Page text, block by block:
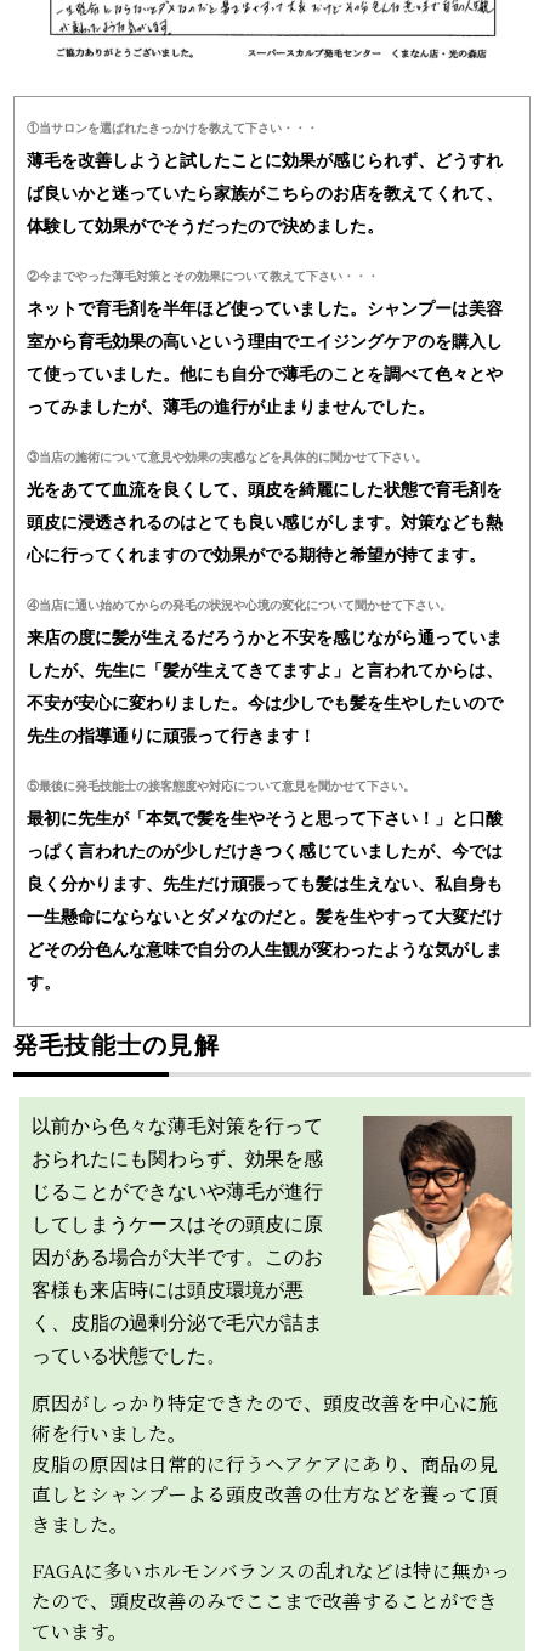
①当サロンを選ばれたきっかけを教えて下さい・・・
薄毛を改善しようと試したことに効果が感じられず、どうすれ
ば良いかと迷っていたら家族がこちらのお店を教えてくれて、
体験して効果がでそうだったので決めました。
②今までやった薄毛対策とその効果について教えて下さい・・・
ネットで育毛剤を半年ほど使っていました。シャンプーは美容
室から育毛効果の高いという理由でエイジングケアのを購入し
て使っていました。他にも自分で薄毛のことを調べて色々とや
ってみましたが、薄毛の進行が止まりませんでした。
③当店の施術について意見や効果の実感などを具体的に聞かせて下さい。
光をあてて血流を良くして、頭皮を綺麗にした状態で育毛剤を
頭皮に浸透されるのはとても良い感じがします。対策なども熱
心に行ってくれますので効果がでる期待と希望が持てます。
④当店に通い始めてからの発毛の状況や心境の変化について聞かせて下さい。
来店の度に髪が生えるだろうかと不安を感じながら通っていま
したが、先生に「髪が生えてきてますよ」と言われてからは、
不安が安心に変わりました。今は少しでも髪を生やしたいので
先生の指導通りに頑張って行きます！
⑤最後に発毛技能士の接客態度や対応について意見を聞かせて下さい。
最初に先生が「本気で髪を生やそうと思って下さい！」と口酸
っぱく言われたのが少しだけきつく感じていましたが、今では
良く分かります、先生だけ頑張っても髪は生えない、私自身も
一生懸命にならないとダメなのだと。髪を生やすって大変だけ
どその分色んな意味で自分の人生観が変わったような気がしま
す。
発毛技能士の見解
以前から色々な薄毛対策を行って
おられたにも関わらず、効果を感
じることができないや薄毛が進行
してしまうケースはその頭皮に原
因がある場合が大半です。このお
客様も来店時には頭皮環境が悪
く、皮脂の過剰分泌で毛穴が詰ま
っている状態でした。
原因がしっかり特定できたので、頭皮改善を中心に施
術を行いました。
皮脂の原因は日常的に行うヘアケアにあり、商品の見
直しとシャンプーよる頭皮改善の仕方などを養って頂
きました。
FAGAに多いホルモンバランスの乱れなどは特に無かっ
たので、頭皮改善のみでここまで改善することができ
ています。